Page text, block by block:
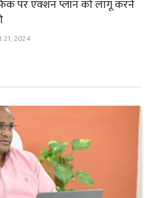
पर एक्शन प्लान को लागू करने
21, 2024